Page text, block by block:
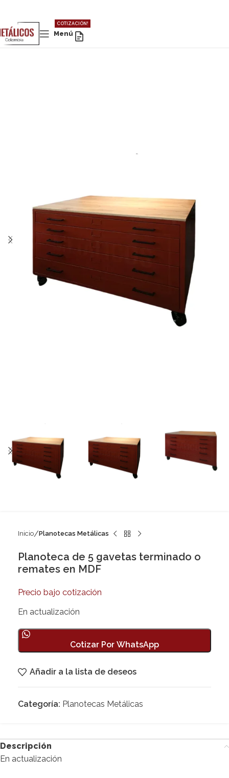
Menú
COTIZACIÓN!
Inicio Planotecas Metálicas
Planoteca de 5 gavetas terminado o
remates en MDF
Precio bajo cotización
En actualización
Cotizar Por WhatsApp
Añadir a la lista de deseos
Categoría: Planotecas Metálicas
Descripción
En actualización